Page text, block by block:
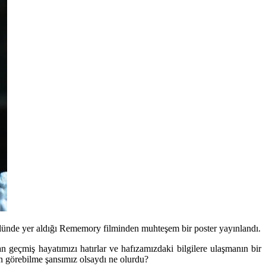
yer aldığı Rememory filminden muhteşem bir poster yayınlandı.
geçmiş hayatımızı hatırlar ve hafızamızdaki bilgilere ulaşmanın bir
şansımız olsaydı ne olurdu?